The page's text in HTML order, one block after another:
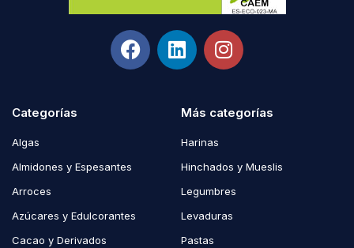
Categorías
Algas
Almidones y Espesantes
Arroces
Azúcares y Edulcorantes
Cacao y Derivados
Más categorías
Harinas
Hinchados y Mueslis
Legumbres
Levaduras
Pastas